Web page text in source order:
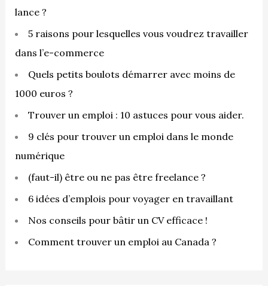
e
lance ?
5 raisons pour lesquelles vous voudrez travailler
dans l’e-commerce
Quels petits boulots démarrer avec moins de
1000 euros ?
Trouver un emploi : 10 astuces pour vous aider.
9 clés pour trouver un emploi dans le monde
numérique
(faut-il) être ou ne pas être freelance ?
6 idées d’emplois pour voyager en travaillant
Nos conseils pour bâtir un CV efficace !
Comment trouver un emploi au Canada ?